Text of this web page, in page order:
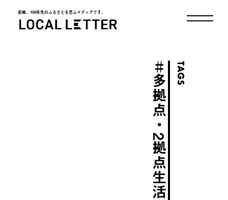
前略、100年先のふるさとを思ふメディアです。
TAGS
＃
多拠点・2拠点生活